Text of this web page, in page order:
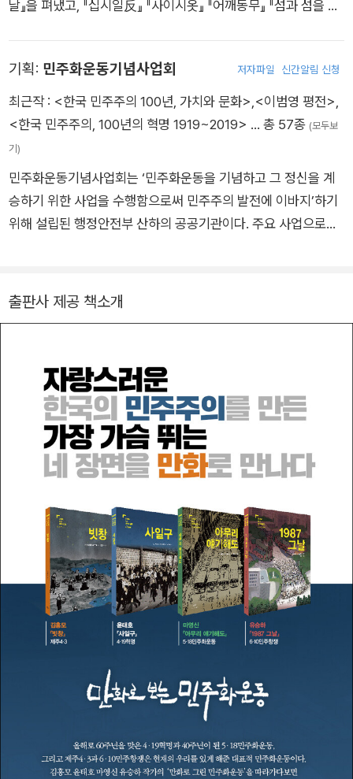
날』을 펴냈고, 『십시일反』 『사이시옷』 『어깨동무』 『섬과 섬을 잇
만화로 그려왔으며, 그 과정에서 쌓인 깊은 이해와 공감을 담아
‘있는 그대로의 나혜석’을 독자들에게 소개하고자 한다.
기획: 민주화운동기념사업회 저자파일 신간알림 신청
최근작 : <한국 민주주의 100년, 가치와 문화> <이범영 평전>
<한국 민주주의, 100년의 혁명 1919~2019> … 총 57종 (모두보
기)
민주화운동기념사업회는 ‘민주화운동을 기념하고 그 정신을 계
승하기 위한 사업을 수행함으로써 민주주의 발전에 이바지’하기
위해 설립된 행정안전부 산하의 공공기관이다. 주요 사업으로는
의에 대한 조사 및 연구, 민주화운동 관련 사료의 수집 및 서비스,
출판사 제공 책소개